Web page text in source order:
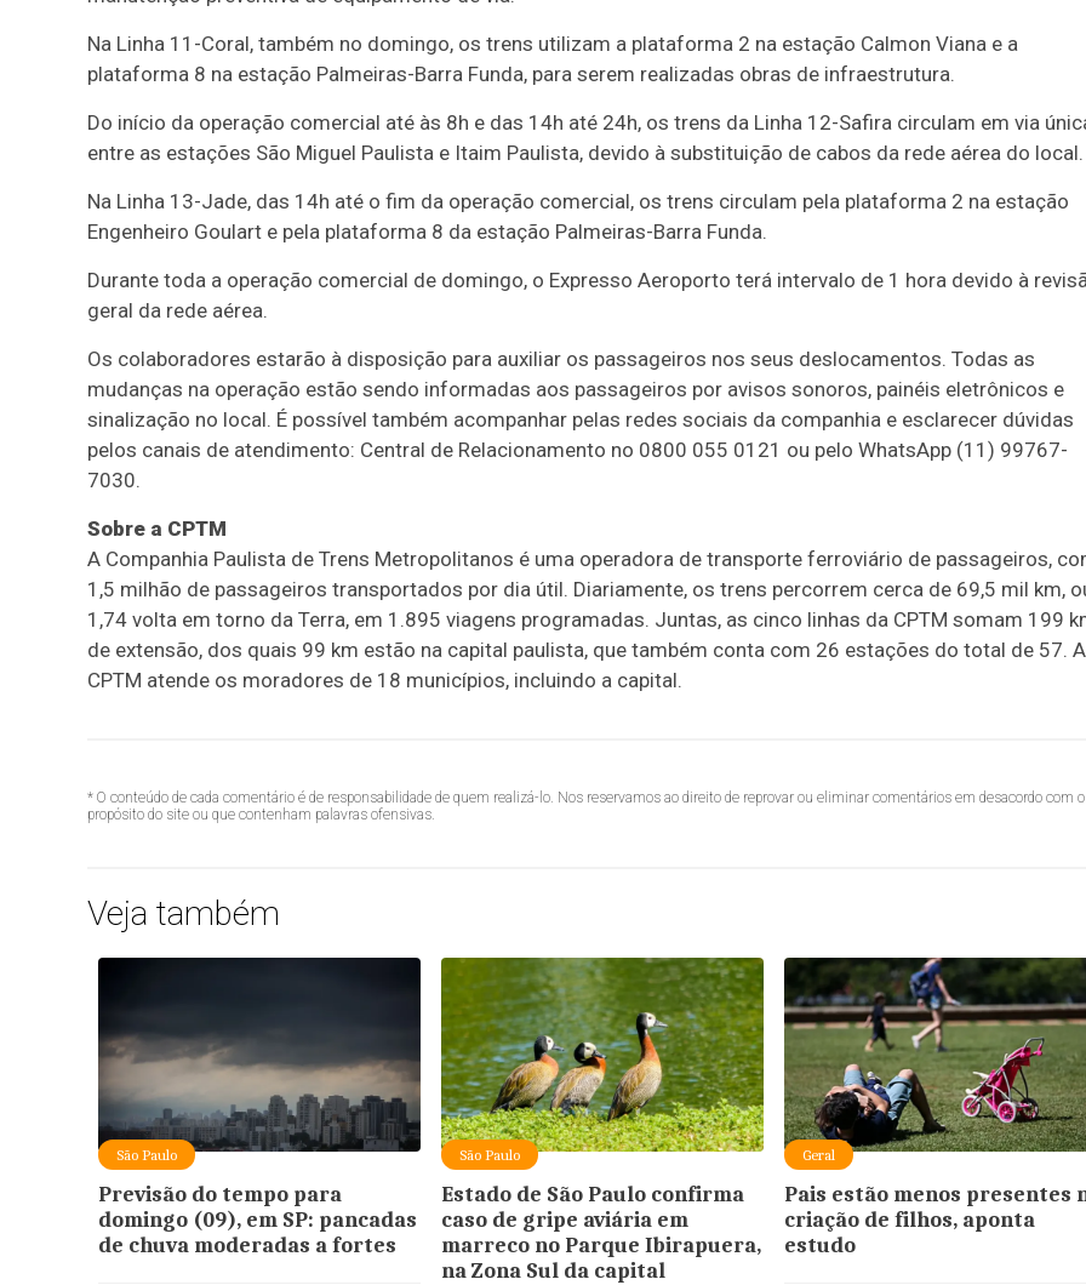
Na Linha 11-Coral, também no domingo, os trens utilizam a plataforma 2 na estação Calmon Viana e a
plataforma 8 na estação Palmeiras-Barra Funda, para serem realizadas obras de infraestrutura.
Do início da operação comercial até às 8h e das 14h até 24h, os trens da Linha 12-Safira circulam em via
entre as estações São Miguel Paulista e Itaim Paulista, devido à substituição de cabos da rede aérea do local.
Na Linha 13-Jade, das 14h até o fim da operação comercial, os trens circulam pela plataforma 2 na estação
Engenheiro Goulart e pela plataforma 8 da estação Palmeiras-Barra Funda.
Durante toda a operação comercial de domingo, o Expresso Aeroporto terá intervalo de 1 hora devido à
geral da rede aérea.
Os colaboradores estarão à disposição para auxiliar os passageiros nos seus deslocamentos. Todas as
mudanças na operação estão sendo informadas aos passageiros por avisos sonoros, painéis eletrônicos e
sinalização no local. É possível também acompanhar pelas redes sociais da companhia e esclarecer dúvidas
pelos canais de atendimento: Central de Relacionamento no 0800 055 0121 ou pelo WhatsApp (11) 99767-
7030.
Sobre a CPTM
A Companhia Paulista de Trens Metropolitanos é uma operadora de transporte ferroviário de passageiros,
1,5 milhão de passageiros transportados por dia útil. Diariamente, os trens percorrem cerca de 69,5 mil km,
1,74 volta em torno da Terra, em 1.895 viagens programadas. Juntas, as cinco linhas da CPTM somam 199
de extensão, dos quais 99 km estão na capital paulista, que também conta com 26 estações do total de 57. A
CPTM atende os moradores de 18 municípios, incluindo a capital.
* O conteúdo de cada comentário é de responsabilidade de quem realizá-lo. Nos reservamos ao direito de reprovar ou eliminar comentários em desacordo com o
propósito do site ou que contenham palavras ofensivas.
Veja também
São Paulo
Previsão do tempo para
domingo (09), em SP: pancadas
de chuva moderadas a fortes
São Paulo
Estado de São Paulo confirma
caso de gripe aviária em
marreco no Parque Ibirapuera,
na Zona Sul da capital
Geral
Pais estão menos presentes
criação de filhos, aponta
estudo